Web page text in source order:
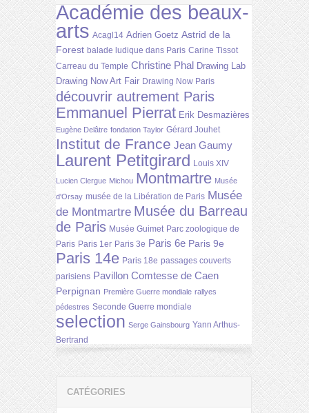
Académie des beaux-
arts Acagl14 Adrien Goetz Astrid de la
Forest balade ludique dans Paris Carine Tissot
Carreau du Temple Christine Phal Drawing Lab
Drawing Now Art Fair Drawing Now Paris
découvrir autrement Paris
Emmanuel Pierrat Erik Desmazières
Eugène Delâtre fondation Taylor Gérard Jouhet
Institut de France Jean Gaumy
Laurent Petitgirard Louis XIV
Lucien Clergue Michou Montmartre Musée
d'Orsay musée de la Libération de Paris Musée
de Montmartre Musée du Barreau
de Paris Musée Guimet Parc zoologique de
Paris Paris 1er Paris 3e Paris 6e Paris 9e
Paris 14e Paris 18e passages couverts
parisiens Pavillon Comtesse de Caen
Perpignan Première Guerre mondiale rallyes
pédestres Seconde Guerre mondiale
selection Serge Gainsbourg Yann Arthus-
Bertrand
CATÉGORIES